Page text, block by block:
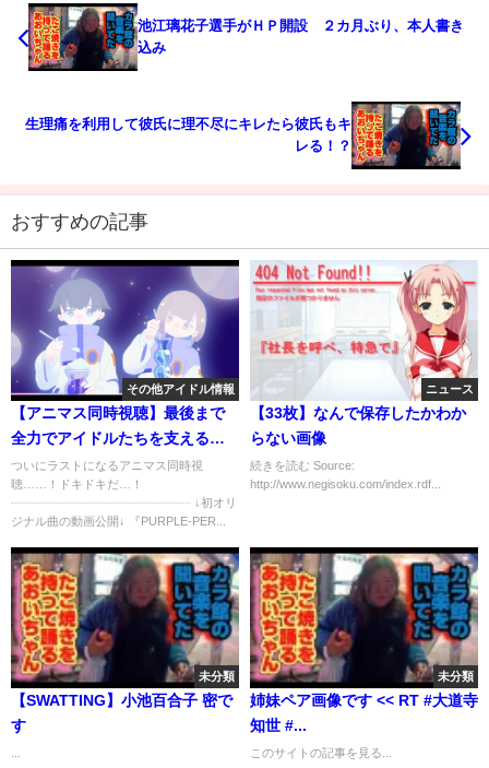
池江璃花子選手がＨＰ開設 ２カ月ぶり、本人書き
込み
生理痛を利用して彼氏に理不尽にキレたら彼氏もキ
レる！？
おすすめの記事
その他アイドル情報
【アニマス同時視聴】最後まで
全力でアイドルたちを支えるぞ
～！(20～25話)【藤音奏/新人
Vtuber】
ついにラストになるアニマス同時視
聴……！ドキドキだ…！
┈┈┈┈┈┈┈┈┈┈┈┈┈┈┈ ↓初オリ
ジナル曲の動画公開↓ 『PURPLE-PER...
ニュース
【33枚】なんで保存したかわか
らない画像
続きを読む Source:
http://www.negisoku.com/index.rdf...
未分類
【SWATTING】小池百合子 密で
す
未分類
姉妹ペア画像です << RT #大道寺
知世 #...
このサイトの記事を見る...